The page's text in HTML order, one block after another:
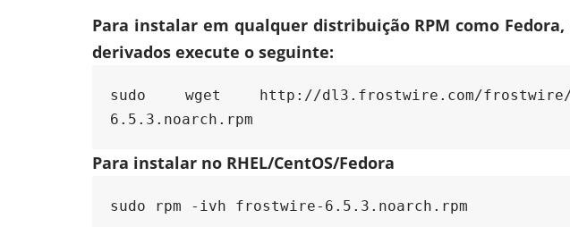
Para instalar em qualquer distribuição RPM como Fedora,
derivados execute o seguinte:
sudo wget http://dl3.frostwire.com/frostwire/
6.5.3.noarch.rpm
Para instalar no RHEL/CentOS/Fedora
sudo rpm -ivh frostwire-6.5.3.noarch.rpm